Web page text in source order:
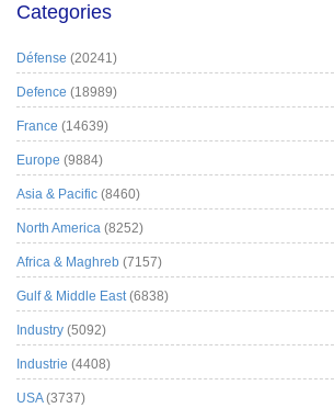
Categories
Défense (20241)
Defence (18989)
France (14639)
Europe (9884)
Asia & Pacific (8460)
North America (8252)
Africa & Maghreb (7157)
Gulf & Middle East(6838)
Industry (5092)
Industrie (4408)
USA(3737)